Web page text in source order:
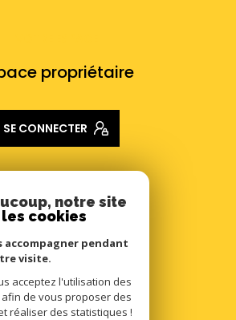
propriétaire
SE CONNECTER
ADHÉRENTS
adhérons
notre site
cookies
accompagner pendant
visite.
acceptez l'utilisation des
de vous proposer des
réaliser des statistiques !